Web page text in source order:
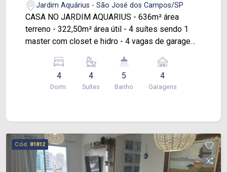
Jardim Aquárius - São José dos Campos/SP
CASA NO JARDIM AQUARIUS - 636m² área
terreno - 322,50m² área útil - 4 suítes sendo 1
master com closet e hidro - 4 vagas de garagem
ambientes - Sala de cinema - 3 salas - Escritório
- Lavabo - Despensa - Quarto e WC de
empregada - Piscina climatizada - Sauna -
4
Dorm.
4
Suítes
5
Banho
4
Garagens
Cód. 81812